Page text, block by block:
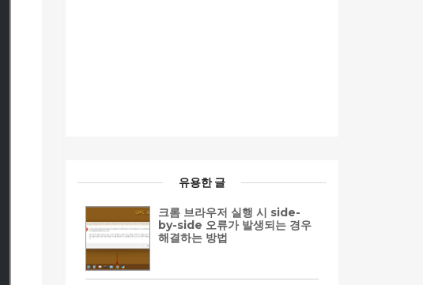
유용한 글
크롬 브라우저 실행 시 side-
by-side 오류가 발생되는 경우
해결하는 방법